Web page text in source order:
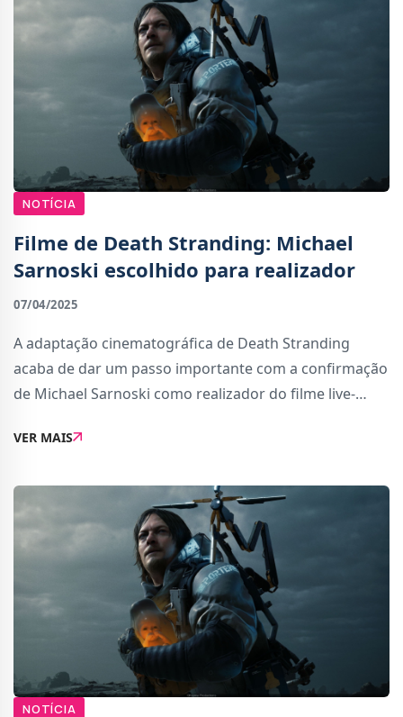
NOTÍCIA
Filme de Death Stranding: Michael
Sarnoski escolhido para realizador
07/04/2025
A adaptação cinematográfica de Death Stranding
acaba de dar um passo importante com a confirmação
de Michael Sarnoski como realizador do filme live-
independente A24, reconhecido pelas suas obras
VER MAIS
NOTÍCIA